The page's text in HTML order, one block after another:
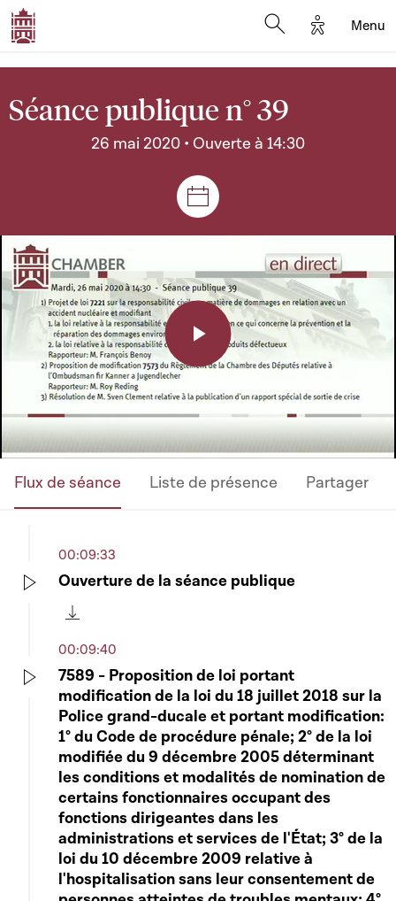
Options
Menu
Séance publique n° 39
26 mai 2020 • Ouverte à 14:30
Séances et réunions
Play
Video
Flux de séance Liste de présence Partager
00:09:33
Ouverture de la séance publique
00:09:40
7589 - Proposition de loi portant
modification de la loi du 18 juillet 2018 sur la
Police grand-ducale et portant modification:
1° du Code de procédure pénale; 2° de la loi
modifiée du 9 décembre 2005 déterminant
les conditions et modalités de nomination de
certains fonctionnaires occupant des
fonctions dirigeantes dans les
administrations et services de l'État; 3° de la
loi du 10 décembre 2009 relative à
l'hospitalisation sans leur consentement de